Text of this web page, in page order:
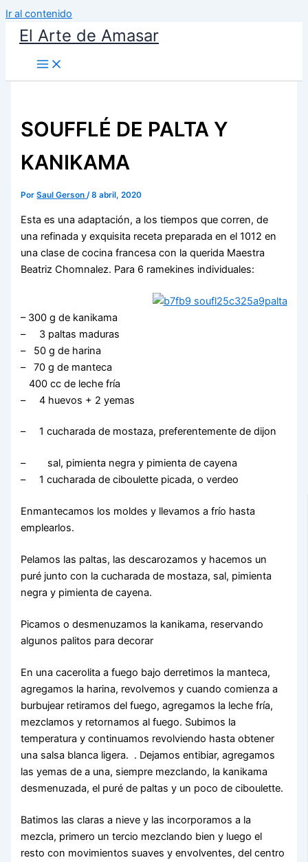
Ir al contenido
El Arte de Amasar
SOUFFLÉ DE PALTA Y
KANIKAMA
PorSaul Gerson/8 abril, 2020
Esta es una adaptación, a los tiempos que corren, de
una refinada y exquisita receta preparada en el 1012 en
una clase de cocina francesa con la querida Maestra
Beatriz Chomnalez. Para 6 ramekines individuales:
– 300 g de kanikama
– 3 paltas maduras
– 50 g de harina
– 70 g de manteca
400 cc de leche fría
– 4 huevos + 2 yemas
– 1 cucharada de mostaza, preferentemente de dijon
– sal, pimienta negra y pimienta de cayena
– 1 cucharada de ciboulette picada, o verdeo
Enmantecamos los moldes y llevamos a frío hasta
emplearlos.
Pelamos las paltas, las descarozamos y hacemos un
puré junto con la cucharada de mostaza, sal, pimienta
negra y pimienta de cayena.
Picamos o desmenuzamos la kanikama, reservando
algunos palitos para decorar
En una cacerolita a fuego bajo derretimos la manteca,
agregamos la harina, revolvemos y cuando comienza a
burbujear retiramos del fuego, agregamos la leche fría,
mezclamos y retornamos al fuego. Subimos la
temperatura y continuamos revolviendo hasta obtener
una salsa blanca ligera. . Dejamos entibiar, agregamos
las yemas de a una, siempre mezclando, la kanikama
desmenuzada, el puré de paltas y un poco de ciboulette.
Batimos las claras a nieve y las incorporamos a la
mezcla, primero un tercio mezclando bien y luego el
resto con movimientos suaves y envolventes, del centro